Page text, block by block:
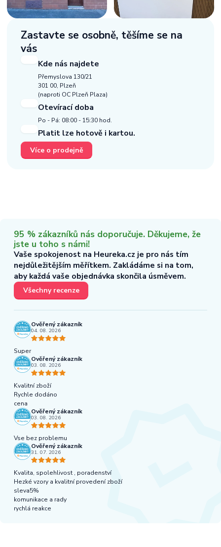
Zastavte se osobně, těšíme se na
vás
Kde nás najdete
Přemyslova 130/21
301 00, Plzeň
(naproti OC Plzeň Plaza)
Otevírací doba
Po - Pá: 08:00 - 15:30 hod.
Platit lze hotově i kartou.
Více o prodejně
95 % zákazníků nás doporučuje. Děkujeme, že
jste u toho s námi!
Vaše spokojenost na Heureka.cz je pro nás tím
nejdůležitějším měřítkem. Zakládáme si na tom,
aby každá vaše objednávka skončila úsměvem.
Všechny recenze
Ověřený zákazník
04. 08. 2026
Super
Ověřený zákazník
03. 08. 2026
Kvalitní zboží
Rychle dodáno
cena
Ověřený zákazník
03. 08. 2026
Vse bez problemu
Ověřený zákazník
31. 07. 2026
Kvalita, spolehlivost , poradenství
Hezké vzory a kvalitní provedení zboží
sleva5%
komunikace a rady
rychlá reakce